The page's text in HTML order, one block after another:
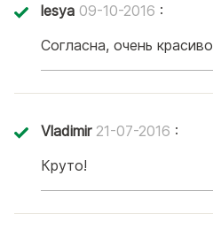
lesya 09-10-2016 :
Согласна, очень красиво
Vladimir 21-07-2016 :
Круто!